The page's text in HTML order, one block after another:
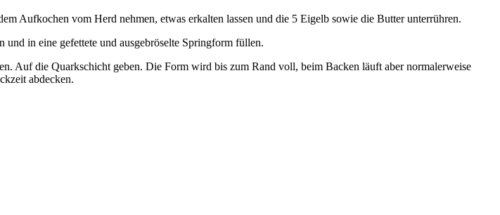
Aufkochen vom Herd nehmen, etwas erkalten lassen und die 5 Eigelb sowie die Butter unterrühren.
in eine gefettete und ausgebröselte Springform füllen.
Auf die Quarkschicht geben. Die Form wird bis zum Rand voll, beim Backen läuft aber normalerweise
abdecken.